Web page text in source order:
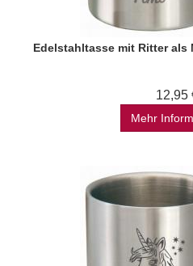
Edelstahltasse mit Ritter als
12,95
Mehr